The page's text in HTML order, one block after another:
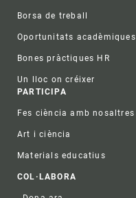
Borsa de treball
Oportunitats acadèmiques
Bones pràctiques HR
Un lloc on créixer
PARTICIPA
Fes ciència amb nosaltres
Art i ciència
Materials educatius
COL·LABORA